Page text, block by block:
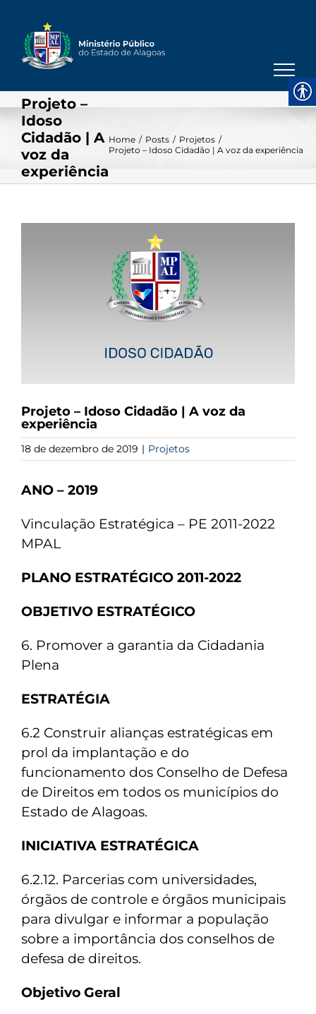
content
Projeto –
Idoso
Cidadão | A
voz da
experiência
Home / Posts / Projetos /
Projeto – Idoso Cidadão | A voz da experiência
Projeto – Idoso Cidadão | A voz da
experiência
18 de dezembro de 2019 | Projetos
ANO – 2019
Vinculação Estratégica – PE 2011-2022
MPAL
PLANO ESTRATÉGICO 2011-2022
OBJETIVO ESTRATÉGICO
6. Promover a garantia da Cidadania
Plena
ESTRATÉGIA
6.2 Construir alianças estratégicas em
prol da implantação e do
funcionamento dos Conselho de Defesa
de Direitos em todos os municípios do
Estado de Alagoas.
INICIATIVA ESTRATÉGICA
6.2.12. Parcerias com universidades,
órgãos de controle e órgãos municipais
para divulgar e informar a população
sobre a importância dos conselhos de
defesa de direitos.
Objetivo Geral